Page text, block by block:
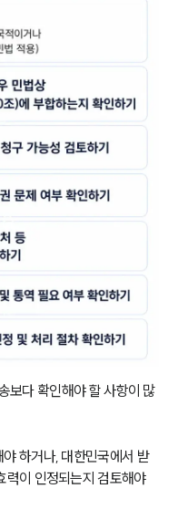
보다 확인해야 할 사항이 많
하거나, 대한민국에서 받
력이 인정되는지 검토해야